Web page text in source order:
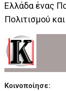
Ελλάδα ένας
Πολιτισμού
Κοινοποίησε: